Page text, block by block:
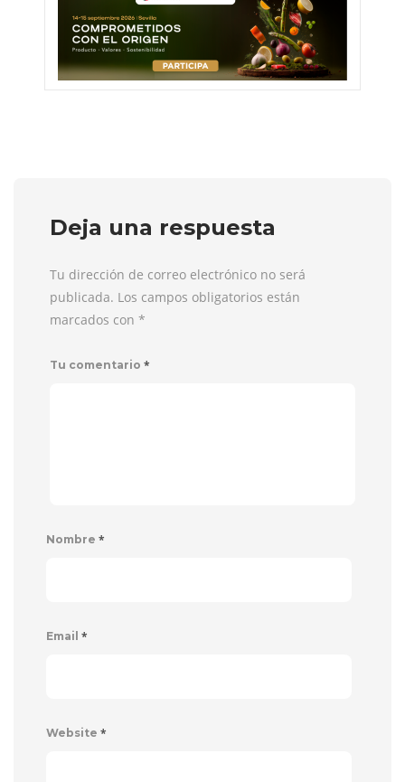
Deja una respuesta
Tu dirección de correo electrónico no será
publicada. Los campos obligatorios están
marcados con *
Tu comentario *
Nombre *
Email *
Website *